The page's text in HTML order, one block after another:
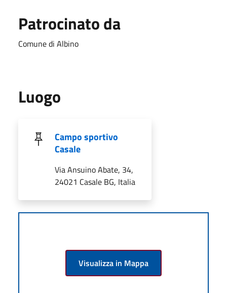
Patrocinato da
Comune di Albino
Luogo
Campo sportivo
Casale
Via Ansuino Abate, 34,
24021 Casale BG, Italia
Visualizza in Mappa